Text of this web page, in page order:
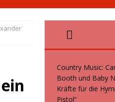
den KunstRasen Bonn zu einem Platz
Country Music:
Booth und Baby
Kräfte für die
Pistol“